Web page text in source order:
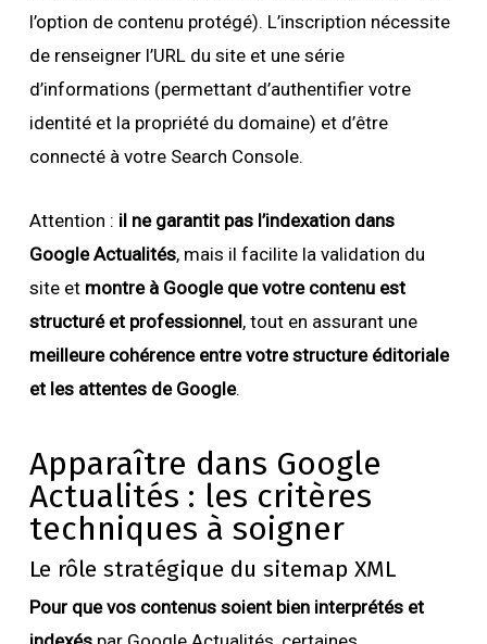
l’option de contenu protégé). L’inscription nécessite
de renseigner l’URL du site et une série
d’informations (permettant d’authentifier votre
identité et la propriété du domaine) et d’être
connecté à votre Search Console.
Attention : il ne garantit pas l’indexation dans
Google Actualités, mais il facilite la validation du
site et montre à Google que votre contenu est
structuré et professionnel, tout en assurant une
meilleure cohérence entre votre structure éditoriale
et les attentes de Google.
Apparaître dans Google
Actualités : les critères
techniques à soigner
Le rôle stratégique du sitemap XML
Pour que vos contenus soient bien interprétés et